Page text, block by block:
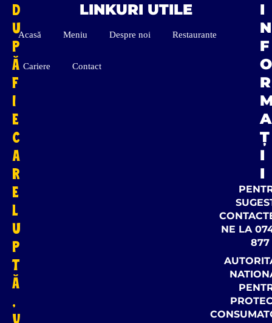
D
U
P
Ă
F
I
E
C
A
R
E
L
U
P
T
Ă
,
V
LINKURI UTILE
Acasă Meniu Despre noi Restaurante
Cariere Contact
I
N
F
O
R
A
Ț
I
I
NE LA
877